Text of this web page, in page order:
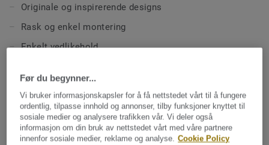
som den bidrar til en sterk konstruksjon og stabilitet.
vedlikehold. Motstandsdyktig mot riper og flekker.
Originale og inspirerende designs
Rask og enkel montering
Enkelt vedlikehold
TEKNISKE OG MILJØSPESIFIKASJONER
Produkttype:Heterogent gulvbelegg
Klassifisering for bomiljø:23 Høy
Klassifisering for kommersielt miljø:33 Høy trafikk
Før du begynner...
Vi bruker informasjonskapsler for å få nettstedet vårt til å fungere
ordentlig, tilpasse innhold og annonser, tilby funksjoner knyttet til
sosiale medier og analysere trafikken vår. Vi deler også
informasjon om din bruk av nettstedet vårt med våre partnere
innenfor sosiale medier, reklame og analyse. Cookie Policy